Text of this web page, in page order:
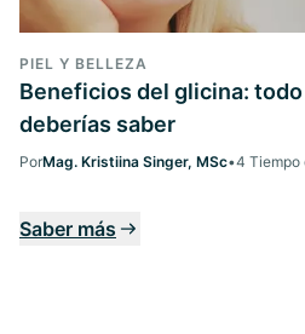
PIEL Y BELLEZA
Beneficios del glicina:
deberías saber
PorMag. Kristiina Singer, MSc•4 Tiempo
Saber más